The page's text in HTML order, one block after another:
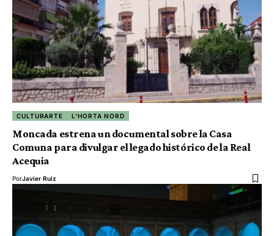
CULTURARTE L'HORTA NORD
Moncada estrena un documental sobre la Casa
Comuna para divulgar el legado histórico de la Real
Acequia
PorJavier Ruiz